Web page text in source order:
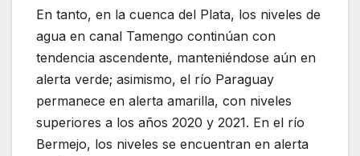
En tanto, en la cuenca del Plata, los niveles de
agua en canal Tamengo continúan con
tendencia ascendente, manteniéndose aún en
alerta verde; asimismo, el río Paraguay
permanece en alerta amarilla, con niveles
superiores a los años 2020 y 2021. En el río
Bermejo, los niveles se encuentran en alerta